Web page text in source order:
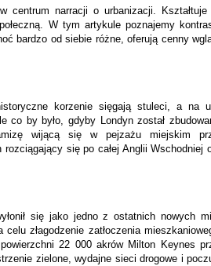
centrum narracji o urbanizacji.
W tym artykule poznajemy
bardzo od siebie różne, oferują cenny
korzenie sięgają stuleci, a na
co by było, gdyby Londyn został
wijącą się w pejzażu miejskim
się po całej Anglii Wschodniej
się jako jedno z ostatnich nowych
złagodzenie zatłoczenia
22 000 akrów Milton Keynes
zielone, wydajne sieci drogowe i